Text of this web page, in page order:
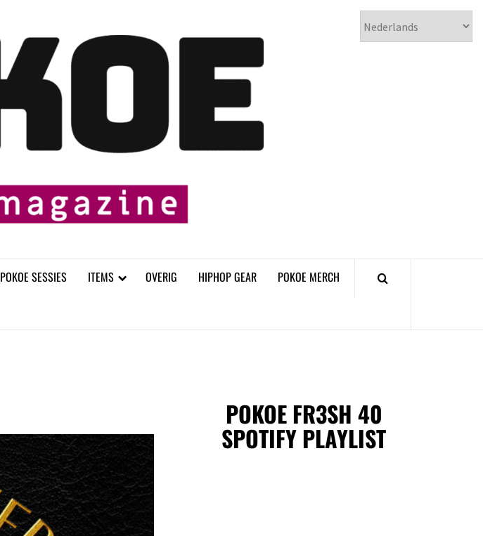
𝗣𝗢𝗞𝗢𝗘
POKOE SESSIES ITEMS OVERIG HIPHOP GEAR POKOE MERCH
POKOE FR3SH 40
SPOTIFY PLAYLIST